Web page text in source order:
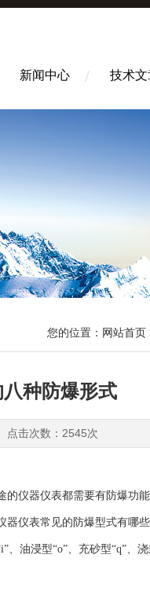
新闻中心 技术文
您的位置： 网站首页
种防爆形式
击次数：2545次
仪器仪表都需要有防爆功
仪表常见的防爆型式有哪些
油浸型“o”、充砂型“q”、浇